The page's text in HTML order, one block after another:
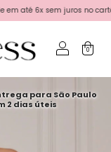
até 6x sem juros no cartão!
0
para São Paulo
2 dias úteis